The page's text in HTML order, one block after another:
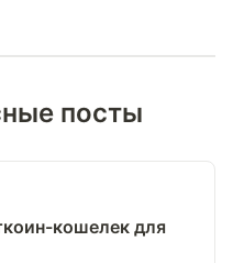
посты
кошелек для